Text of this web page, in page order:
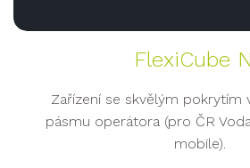
FlexiCube
Zařízení se skvělým pokrytím
pásmu operátora (pro ČR
mobile).